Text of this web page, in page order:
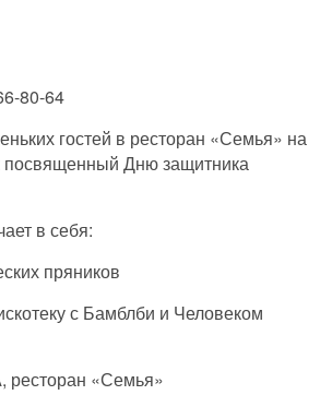
80-64
гостей в ресторан «Семья» на
посвященный Дню защитника
в себя:
пряников
с Бамблби и Человеком
ресторан «Семья»